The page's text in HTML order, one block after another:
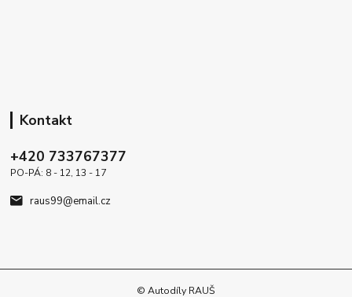
Kontakt
+420 733767377
PO-PÁ: 8 - 12, 13 - 17
raus99@email.cz
© Autodíly RAUŠ